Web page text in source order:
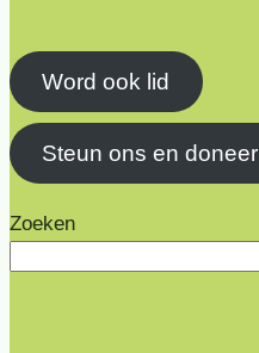
Word ook lid
Steun ons en doneer
Zoeken